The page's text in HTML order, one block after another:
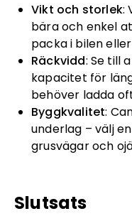
Vikt och storlek:
bära och enkel
packa i bilen
Räckvidd: Se till
kapacitet för
behöver ladda
Byggkvalitet:
underlag – välj
grusvägar och
Slutsats